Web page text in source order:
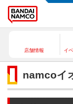
店舗情報 イ
namcoイ